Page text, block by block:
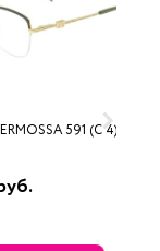
591 (C 4)